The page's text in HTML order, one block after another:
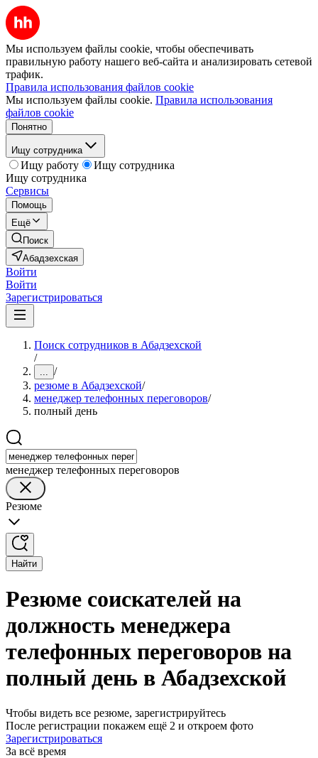
Мы используем файлы cookie, чтобы обеспечивать
правильную работу нашего веб-сайта и анализировать сетевой
трафик.
Правила использования файлов cookie
Мы используем файлы cookie. Правила использования
файлов cookie
Понятно
Ищу сотрудника
Ищу работу
Ищу сотрудника
Ищу сотрудника
Сервисы
Помощь
Ещё
Поиск
Абадзехская
Войти
Войти
Зарегистрироваться
Поиск сотрудников в Абадзехской
/
... /
резюме в Абадзехской/
менеджер телефонных переговоров/
полный день
менеджер телефонных переговоров
Резюме
Найти
Резюме соискателей на
должность менеджера
телефонных переговоров на
полный день в Абадзехской
Чтобы видеть все резюме, зарегистрируйтесь
После регистрации покажем ещё 2 и откроем фото
Зарегистрироваться
За всё время